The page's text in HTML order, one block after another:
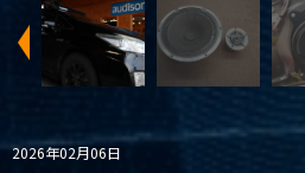
2026年02月06日